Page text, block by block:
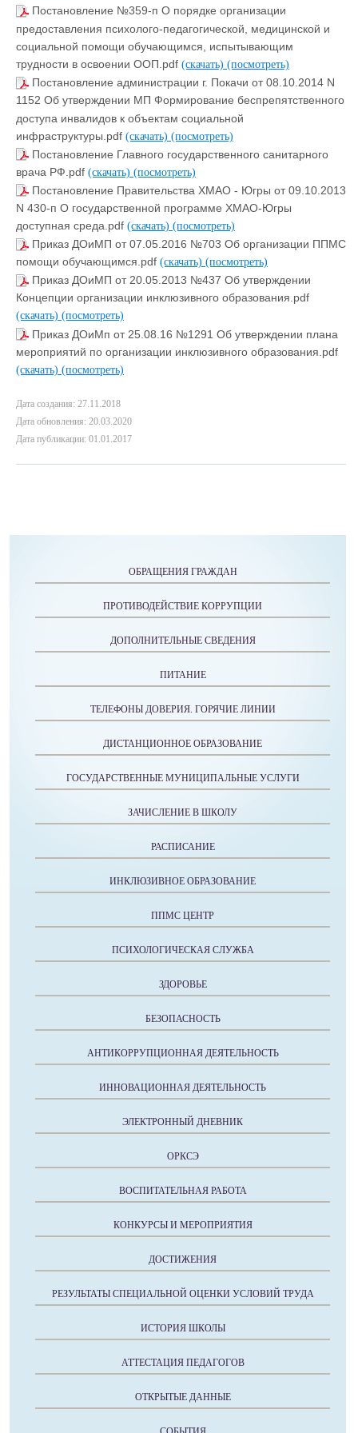
Постановление №359-п О порядке организации
предоставления психолого-педагогической, медицинской и
социальной помощи обучающимся, испытывающим
трудности в освоении ООП.pdf (скачать) (посмотреть)
Постановление администрации г. Покачи от 08.10.2014 N
1152 Об утверждении МП Формирование беспрепятственного
доступа инвалидов к объектам социальной
инфраструктуры.pdf (скачать) (посмотреть)
Постановление Главного государственного санитарного
врача РФ.pdf (скачать) (посмотреть)
Постановление Правительства ХМАО - Югры от 09.10.2013
N 430-п О государственной программе ХМАО-Югры
доступная среда.pdf (скачать) (посмотреть)
Приказ ДОиМП от 07.05.2016 №703 Об организации ППМС
помощи обучающимся.pdf (скачать) (посмотреть)
Приказ ДОиМП от 20.05.2013 №437 Об утверждении
Концепции организации инклюзивного образования.pdf
(скачать) (посмотреть)
Приказ ДОиМп от 25.08.16 №1291 Об утверждении плана
мероприятий по организации инклюзивного образования.pdf
(скачать) (посмотреть)
Дата создания: 27.11.2018
Дата обновления: 20.03.2020
Дата публикации: 01.01.2017
ОБРАЩЕНИЯ ГРАЖДАН
ПРОТИВОДЕЙСТВИЕ КОРРУПЦИИ
ДОПОЛНИТЕЛЬНЫЕ СВЕДЕНИЯ
ПИТАНИЕ
ТЕЛЕФОНЫ ДОВЕРИЯ. ГОРЯЧИЕ ЛИНИИ
ДИСТАНЦИОННОЕ ОБРАЗОВАНИЕ
ГОСУДАРСТВЕННЫЕ МУНИЦИПАЛЬНЫЕ УСЛУГИ
ЗАЧИСЛЕНИЕ В ШКОЛУ
РАСПИСАНИЕ
ИНКЛЮЗИВНОЕ ОБРАЗОВАНИЕ
ППМС ЦЕНТР
ПСИХОЛОГИЧЕСКАЯ СЛУЖБА
ЗДОРОВЬЕ
БЕЗОПАСНОСТЬ
АНТИКОРРУПЦИОННАЯ ДЕЯТЕЛЬНОСТЬ
ИННОВАЦИОННАЯ ДЕЯТЕЛЬНОСТЬ
ЭЛЕКТРОННЫЙ ДНЕВНИК
ОРКСЭ
ВОСПИТАТЕЛЬНАЯ РАБОТА
КОНКУРСЫ И МЕРОПРИЯТИЯ
ДОСТИЖЕНИЯ
РЕЗУЛЬТАТЫ СПЕЦИАЛЬНОЙ ОЦЕНКИ УСЛОВИЙ ТРУДА
ИСТОРИЯ ШКОЛЫ
АТТЕСТАЦИЯ ПЕДАГОГОВ
ОТКРЫТЫЕ ДАННЫЕ